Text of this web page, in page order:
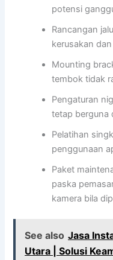
potensi
Rancangan
kerusakan
Mounting
tembok tidak
Pengaturan
tetap berguna
Pelatihan
penggunaan
Paket
paska
kamera bila
See also Jasa
Utara | Solusi